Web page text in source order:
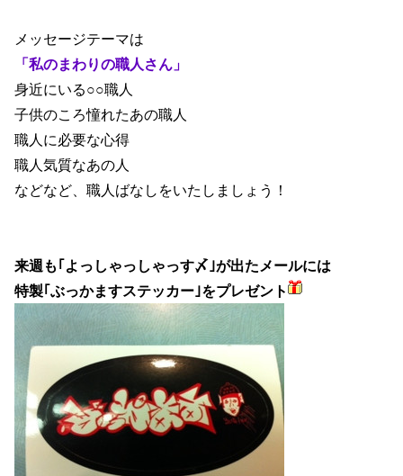
メッセージテーマは
「私のまわりの職人さん」
身近にいる○○職人
子供のころ憧れたあの職人
職人に必要な心得
職人気質なあの人
などなど、職人ばなしをいたしましょう！
来週も｢よっしゃっしゃっす〆｣が出たメールには
特製｢ぶっかますステッカー｣をプレゼント